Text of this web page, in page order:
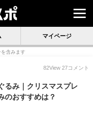
マイページ
含みます
82View 27コメント
るみ｜クリスマスプレ
のおすすめは？